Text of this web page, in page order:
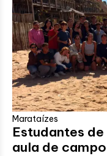
Marataízes
Estudantes
aula de